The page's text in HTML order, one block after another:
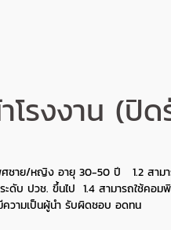
โรงงาน (ปิ
าย/หญิง อายุ 30-50 ปี 1.2 สาม
ดับ ปวช. ขึ้นไป 1.4 สามารถใช้คอม
ความเป็นผู้นำ รับผิดชอบ อดทน